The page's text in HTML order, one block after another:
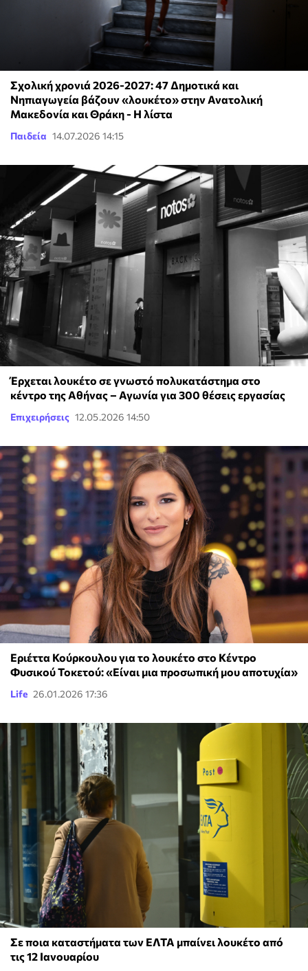
Σχολική χρονιά 2026-2027: 47 Δημοτικά και
Νηπιαγωγεία βάζουν «λουκέτο» στην Ανατολική
Μακεδονία και Θράκη - Η λίστα
Παιδεία 14.07.2026 14:15
Έρχεται λουκέτο σε γνωστό πολυκατάστημα στο
κέντρο της Αθήνας – Αγωνία για 300 θέσεις εργασίας
Επιχειρήσεις 12.05.2026 14:50
Εριέττα Κούρκουλου για το λουκέτο στο Κέντρο
Φυσικού Τοκετού: «Είναι μια προσωπική μου αποτυχία»
Life 26.01.2026 17:36
Σε ποια καταστήματα των ΕΛΤΑ μπαίνει λουκέτο από
τις 12 Ιανουαρίου